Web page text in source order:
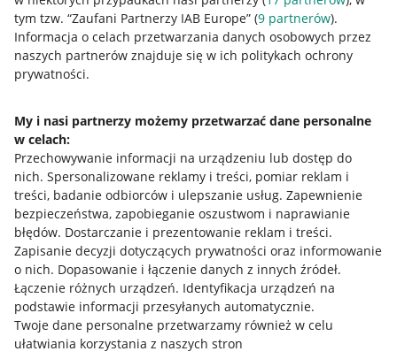
tym tzw. “Zaufani Partnerzy IAB Europe” (9 partnerów).
Informacja o celach przetwarzania danych osobowych przez
naszych partnerów znajduje się w ich politykach ochrony
prywatności.
My i nasi partnerzy możemy przetwarzać dane personalne
w celach:
Przechowywanie informacji na urządzeniu lub dostęp do
nich. Spersonalizowane reklamy i treści, pomiar reklam i
treści, badanie odbiorców i ulepszanie usług. Zapewnienie
bezpieczeństwa, zapobieganie oszustwom i naprawianie
błędów. Dostarczanie i prezentowanie reklam i treści.
Zapisanie decyzji dotyczących prywatności oraz informowanie
o nich. Dopasowanie i łączenie danych z innych źródeł.
Łączenie różnych urządzeń. Identyfikacja urządzeń na
podstawie informacji przesyłanych automatycznie.
Twoje dane personalne przetwarzamy również w celu
ułatwiania korzystania z naszych stron
Przydatne informacje
Jak to działa
Allegro Gadane dla sprzedających
Allegro Gadane dla kupujących
Mapa miejscowości
Informacje prawne
Regulamin
Polityka plików "cookies"
Ustawienia plików "cookies"